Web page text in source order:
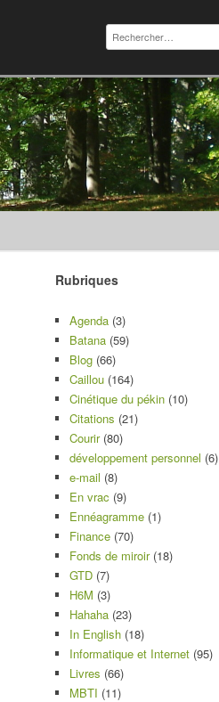
Rechercher :
Rubriques
Agenda (3)
Batana (59)
Blog (66)
Caillou (164)
Cinétique du pékin (10)
Citations (21)
Courir(80)
développement personnel (6)
e-mail (8)
En vrac (9)
Ennéagramme (1)
Finance (70)
Fonds de miroir(18)
GTD (7)
H6M (3)
Hahaha (23)
In English (18)
Informatique et Internet (95)
Livres (66)
MBTI (11)